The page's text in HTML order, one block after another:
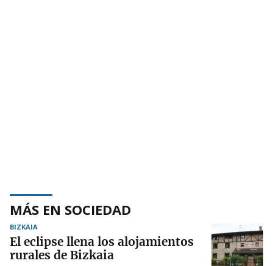
MÁS EN SOCIEDAD
BIZKAIA
El eclipse llena los alojamientos
rurales de Bizkaia